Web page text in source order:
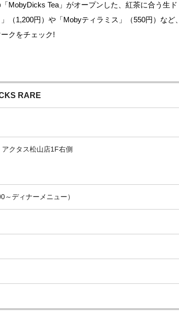
MobyDicks Tea」がオープンした、紅茶に合う生ド
（1,200円）や「Mobyティラミス」（550円）など、
クをチェック!
RARE
クタス松山店1F右側
ディナーメニュー）